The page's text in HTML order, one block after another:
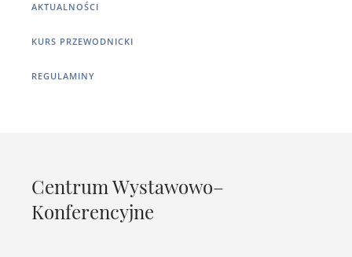
AKTUALNOŚCI
KURS PRZEWODNICKI
REGULAMINY
Centrum Wystawowo–
Konferencyjne